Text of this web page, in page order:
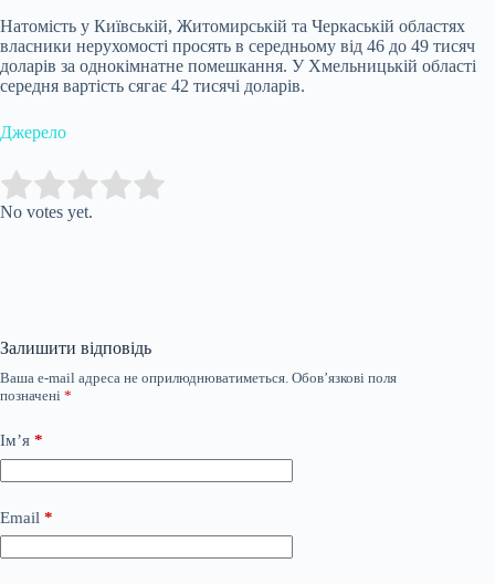
Натомість у Київській, Житомирській та Черкаській областях
власники нерухомості просять в середньому від 46 до 49 тисяч
доларів за однокімнатне помешкання. У Хмельницькій області
середня вартість сягає 42 тисячі доларів.
Джерело
Rate this item:
No votes yet.
Залишити відповідь
Ваша e-mail адреса не оприлюднюватиметься. Обов’язкові поля
позначені *
Ім’я *
Email *